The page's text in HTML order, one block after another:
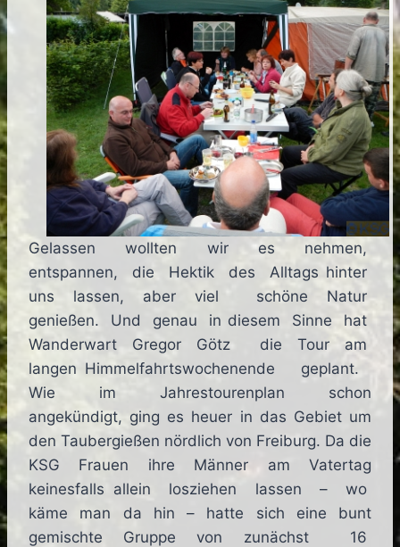
Gelassen wollten wir es nehmen,
entspannen, die Hektik des Alltags hinter
uns lassen, aber viel schöne Natur
genießen. Und genau in diesem Sinne hat
Wanderwart Gregor Götz die Tour am
langen Himmelfahrtswochenende geplant.
Wie im Jahrestourenplan schon
angekündigt, ging es heuer in das Gebiet um
den Taubergießen nördlich von Freiburg. Da die
KSG Frauen ihre Männer am Vatertag
keinesfalls allein losziehen lassen – wo
käme man da hin – hatte sich eine bunt
gemischte Gruppe von zunächst 16